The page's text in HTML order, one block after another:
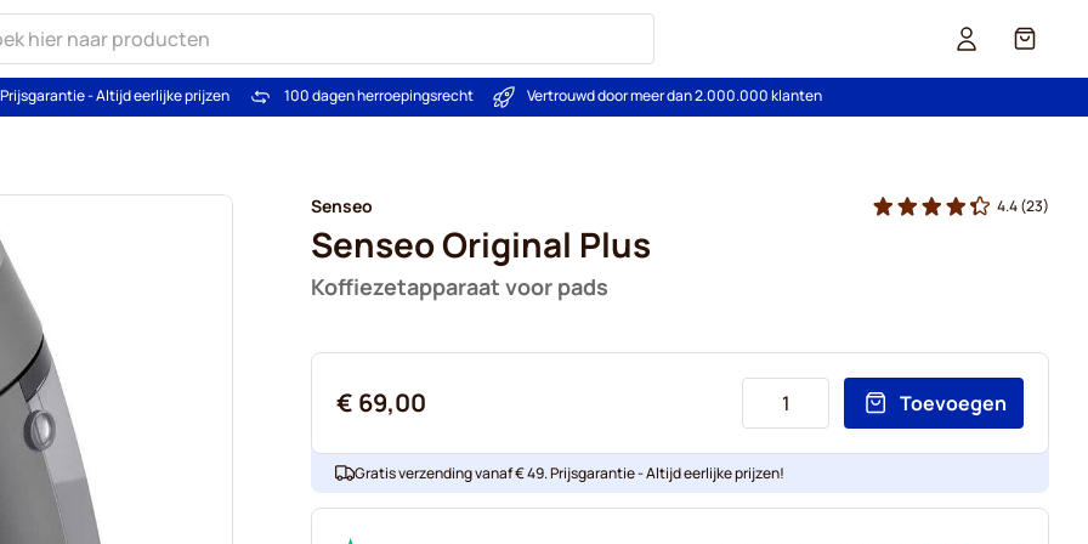
Cart
Prijsgarantie - Altijd eerlijke prijzen 100 dagen herroepingsrecht Vertrouwd door meer dan 2.000.000 klanten
Senseo
Senseo Original Plus
Koffiezetapparaat voor pads
4.4(23)
€ 69,00 Toevoegen
Gratis verzending vanaf € 49. Prijsgarantie - Altijd eerlijke prijzen!